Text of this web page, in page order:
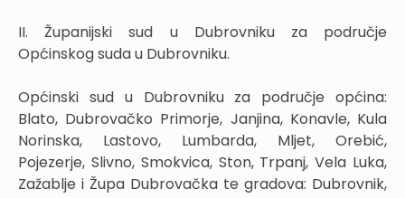
II. Županijski sud u Dubrovniku za područje
Općinskog suda u Dubrovniku.
Općinski sud u Dubrovniku za područje općina:
Blato, Dubrovačko Primorje, Janjina, Konavle, Kula
Norinska, Lastovo, Lumbarda, Mljet, Orebić,
Pojezerje, Slivno, Smokvica, Ston, Trpanj, Vela Luka,
Zažablje i Župa Dubrovačka te gradova: Dubrovnik,